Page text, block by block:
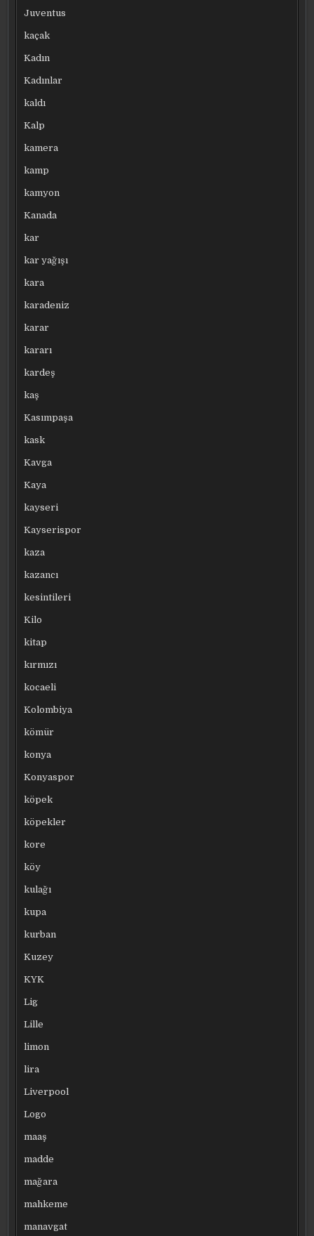
Juventus
kaçak
Kadın
Kadınlar
kaldı
Kalp
kamera
kamp
kamyon
Kanada
kar
kar yağışı
kara
karadeniz
karar
kararı
kardeş
kaş
Kasımpaşa
kask
Kavga
Kaya
kayseri
Kayserispor
kaza
kazancı
kesintileri
Kilo
kitap
kırmızı
kocaeli
Kolombiya
kömür
konya
Konyaspor
köpek
köpekler
kore
köy
kulağı
kupa
kurban
Kuzey
KYK
Lig
Lille
limon
lira
Liverpool
Logo
maaş
madde
mağara
mahkeme
manavgat